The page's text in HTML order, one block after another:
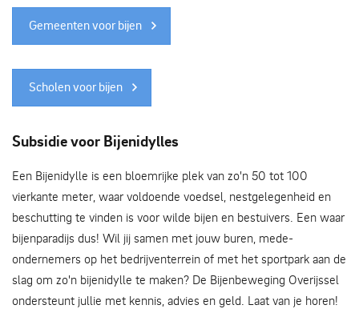
Gemeenten voor bijen
Scholen voor bijen
Subsidie voor Bijenidylles
Een Bijenidylle is een bloemrijke plek van zo'n 50 tot 100
vierkante meter, waar voldoende voedsel, nestgelegenheid en
beschutting te vinden is voor wilde bijen en bestuivers. Een waar
bijenparadijs dus! Wil jij samen met jouw buren, mede-
ondernemers op het bedrijventerrein of met het sportpark aan de
slag om zo'n bijenidylle te maken? De Bijenbeweging Overijssel
ondersteunt jullie met kennis, advies en geld. Laat van je horen!